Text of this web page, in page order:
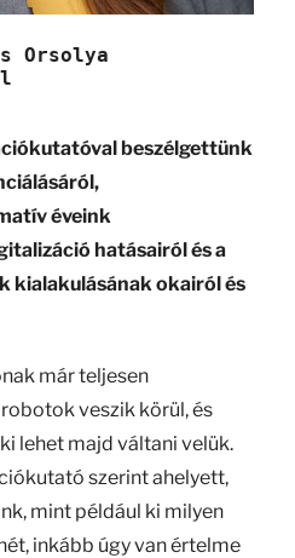
beszélgettünk
éveink
hatásairól és a
kialakulásának okairól és
már teljesen
veszik körül, és
lehet majd váltani velük.
szerint ahelyett,
mint például ki milyen
inkább úgy van értelme